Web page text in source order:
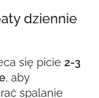
dziennie
się picie 2-3
, aby
spalanie